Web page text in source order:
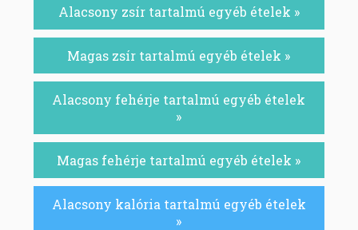
Alacsony zsír tartalmú egyéb ételek »
Magas zsír tartalmú egyéb ételek »
Alacsony fehérje tartalmú egyéb ételek
»
Magas fehérje tartalmú egyéb ételek »
Alacsony kalória tartalmú egyéb ételek
»